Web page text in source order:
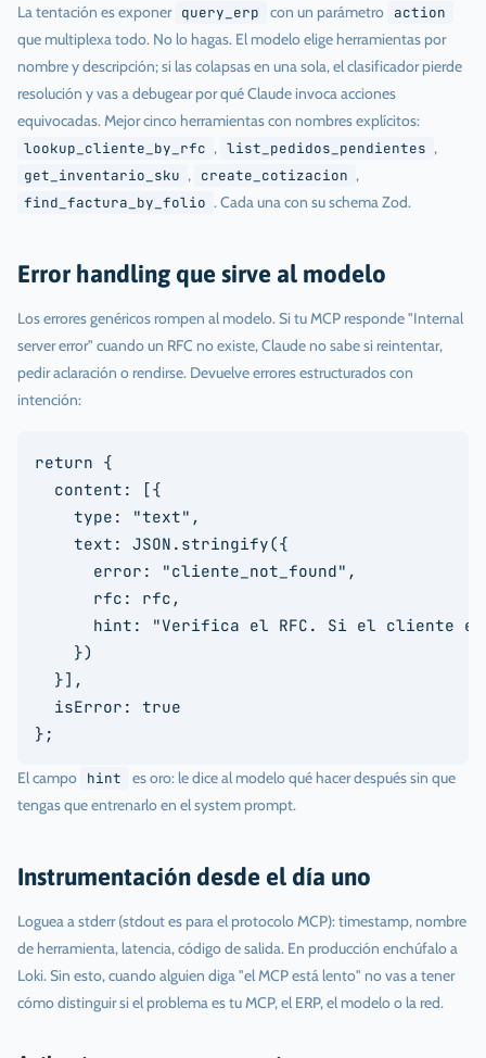
La tentación es exponer query_erp con un parámetro action
que multiplexa todo. No lo hagas. El modelo elige herramientas por
nombre y descripción; si las colapsas en una sola, el clasificador pierde
resolución y vas a debugear por qué Claude invoca acciones
equivocadas. Mejor cinco herramientas con nombres explícitos:
lookup_cliente_by_rfc , list_pedidos_pendientes ,
get_inventario_sku , create_cotizacion ,
find_factura_by_folio . Cada una con su schema Zod.
Error handling que sirve al modelo
Los errores genéricos rompen al modelo. Si tu MCP responde "Internal
server error" cuando un RFC no existe, Claude no sabe si reintentar,
pedir aclaración o rendirse. Devuelve errores estructurados con
intención:
return {
  content: [{
    type: "text",
    text: JSON.stringify({
      error: "cliente_not_found",
      rfc: rfc,
hint: "Verifica el RFC. Si el cliente
    })
  }],
  isError: true
};
El campo hint
es oro: le dice al modelo qué hacer después sin que
tengas que entrenarlo en el system prompt.
Instrumentación desde el día uno
Loguea a stderr (stdout es para el protocolo MCP): timestamp, nombre
de herramienta, latencia, código de salida. En producción enchúfalo a
Loki. Sin esto, cuando alguien diga "el MCP está lento" no vas a tener
cómo distinguir si el problema es tu MCP, el ERP, el modelo o la red.